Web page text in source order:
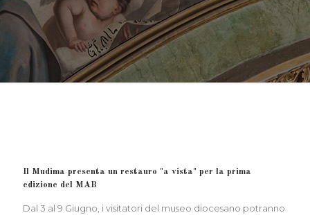
Il Mudima presenta un restauro "a vista" per la prima
edizione del MAB
Dal 3 al 9 Giugno, i visitatori del museo diocesano potranno